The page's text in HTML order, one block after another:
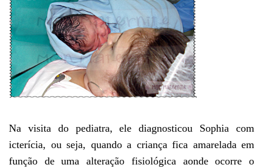
Na visita do pediatra, ele diagnosticou Sophia com
icterícia, ou seja, quando a criança fica amarelada em
função de uma alteração fisiológica aonde ocorre o